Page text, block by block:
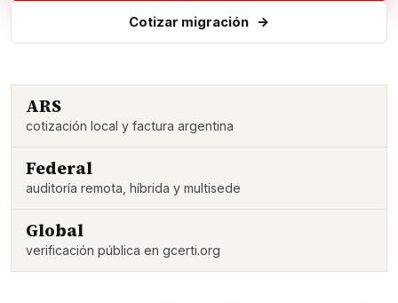
Cotizar migración
ARS
cotización local y factura argentina
Federal
auditoría remota, híbrida y multisede
Global
verificación pública en gcerti.org